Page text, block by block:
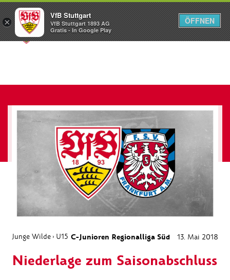
Menü
Junge Wilde › U15 C-Junioren Regionalliga Süd 13. Mai 2018
Niederlage zum Saisonabschluss
×
VfB Stuttgart
VfB Stuttgart 1893 AG
Gratis - In Google Play
ÖFFNEN